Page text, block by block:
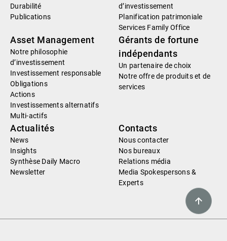
Durabilité
Publications
d’investissement
Planification patrimoniale
Services Family Office
Asset Management
Notre philosophie
d’investissement
Investissement responsable
Obligations
Actions
Investissements alternatifs
Multi-actifs
Gérants de fortune
indépendants
Un partenaire de choix
Notre offre de produits et de
services
Actualités
News
Insights
Synthèse Daily Macro
Newsletter
Contacts
Nous contacter
Nos bureaux
Relations média
Media Spokespersons &
Experts